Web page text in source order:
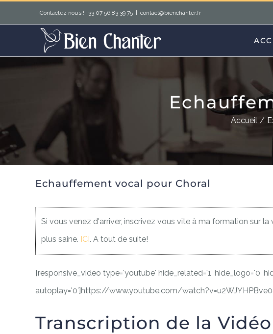
au
Contactez nous ! +33 07 56 83 39 75 | contact@bienchanter.fr
Accueil
Echauffement vocal pour Choral
Si vous venez d'arriver, inscrivez vous vite à ma formation sur
plus saine. ICI . A tout de suite!
[responsive_video type='youtube' hide_related='1′ hide_logo='0′
autoplay='0′]https://www.youtube.com/
Transcription de la Vidéo